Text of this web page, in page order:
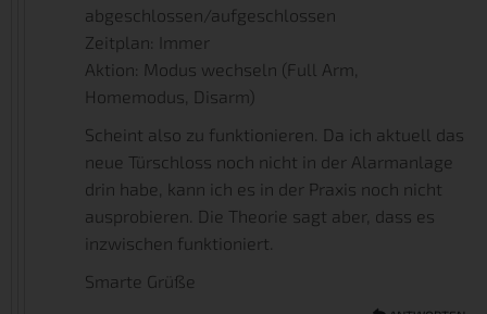
abgeschlossen/aufgeschlossen
Zeitplan: Immer
Aktion: Modus wechseln (Full Arm,
Homemodus, Disarm)
Scheint also zu funktionieren. Da ich aktuell das
neue Türschloss noch nicht in der Alarmanlage
drin habe, kann ich es in der Praxis noch nicht
ausprobieren. Die Theorie sagt aber, dass es
inzwischen funktioniert.
Smarte Grüße